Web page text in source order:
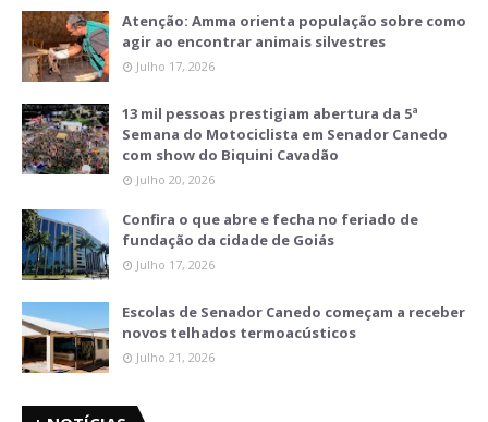
Atenção: Amma orienta população sobre como
agir ao encontrar animais silvestres
Julho 17, 2026
13 mil pessoas prestigiam abertura da 5ª
Semana do Motociclista em Senador Canedo
com show do Biquini Cavadão
Julho 20, 2026
Confira o que abre e fecha no feriado de
fundação da cidade de Goiás
Julho 17, 2026
Escolas de Senador Canedo começam a receber
novos telhados termoacústicos
Julho 21, 2026